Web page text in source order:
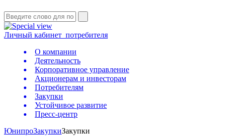
Личный кабинет потребителя
О компании
Деятельность
Корпоративное управление
Акционерам и инвесторам
Потребителям
Закупки
Устойчивое развитие
Пресс-центр
ЮнипроЗакупкиЗакупки